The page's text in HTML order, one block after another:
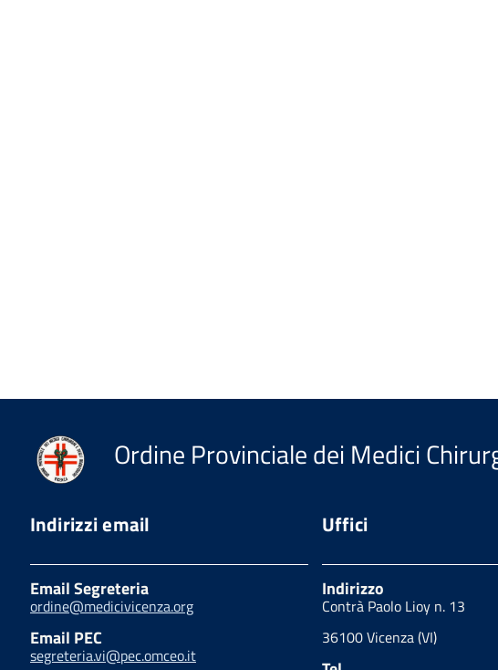
Ordine Provinciale dei Medici
Indirizzi email
Email Segreteria
ordine@medicivicenza.org
Email PEC
segreteria.vi@pec.omceo.it
Uffici
Indirizzo
Contrà Paolo Lioy n. 13
36100 Vicenza (VI)